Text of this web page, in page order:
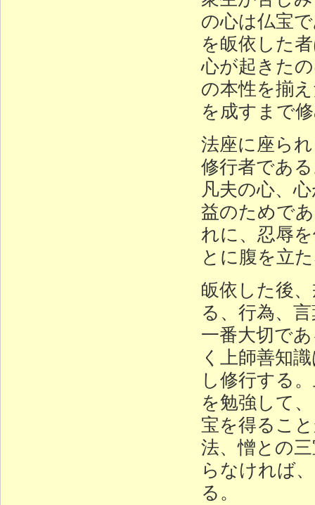
の心は仏宝
を皈依した
心が起きた
の本性を揃
を成すまで
法座に座ら
修行者であ
凡夫の心、
益のためで
れに、忍辱
とに腹を立
皈依した後
る、行為、
一番大切で
く上師善知
し修行する
を勉強して
宝を得るこ
法、憎との
らなければ
る。